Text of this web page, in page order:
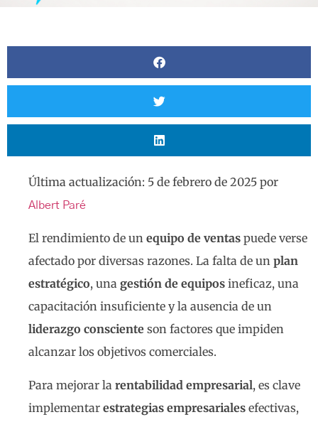
Última actualización: 5 de febrero de 2025 por
Albert Paré
El rendimiento de un equipo de ventas puede verse
afectado por diversas razones. La falta de un plan
estratégico, una gestión de equipos ineficaz, una
capacitación insuficiente y la ausencia de un
liderazgo consciente son factores que impiden
alcanzar los objetivos comerciales.
Para mejorar la rentabilidad empresarial, es clave
implementar estrategias empresariales efectivas,